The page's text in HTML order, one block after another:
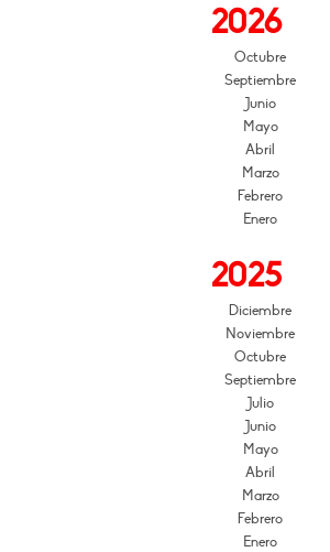
2026
Octubre
Septiembre
Junio
Mayo
Abril
Marzo
Febrero
Enero
2025
Diciembre
Noviembre
Octubre
Septiembre
Julio
Junio
Mayo
Abril
Marzo
Febrero
Enero